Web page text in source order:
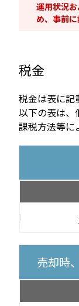
運用状況
め、事前に
税金
税金は表に記
以下の表は、
課税方法等に
売却時